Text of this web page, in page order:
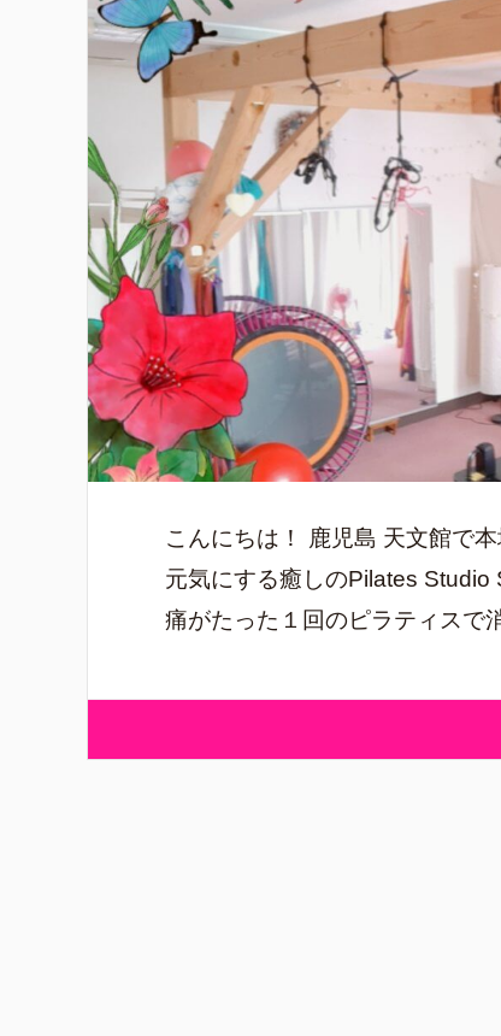
こんにちは！ 鹿児島 天文館で
元気にする癒しのPilates
痛がたった１回のピラティスで